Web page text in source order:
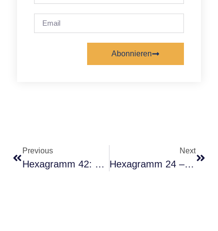
Abonnieren
Previous
Hexagramm 42: Tod – Die Pointe Des Kosmischen Witzes
Next
Hexagramm 24 – Die Stille Hören